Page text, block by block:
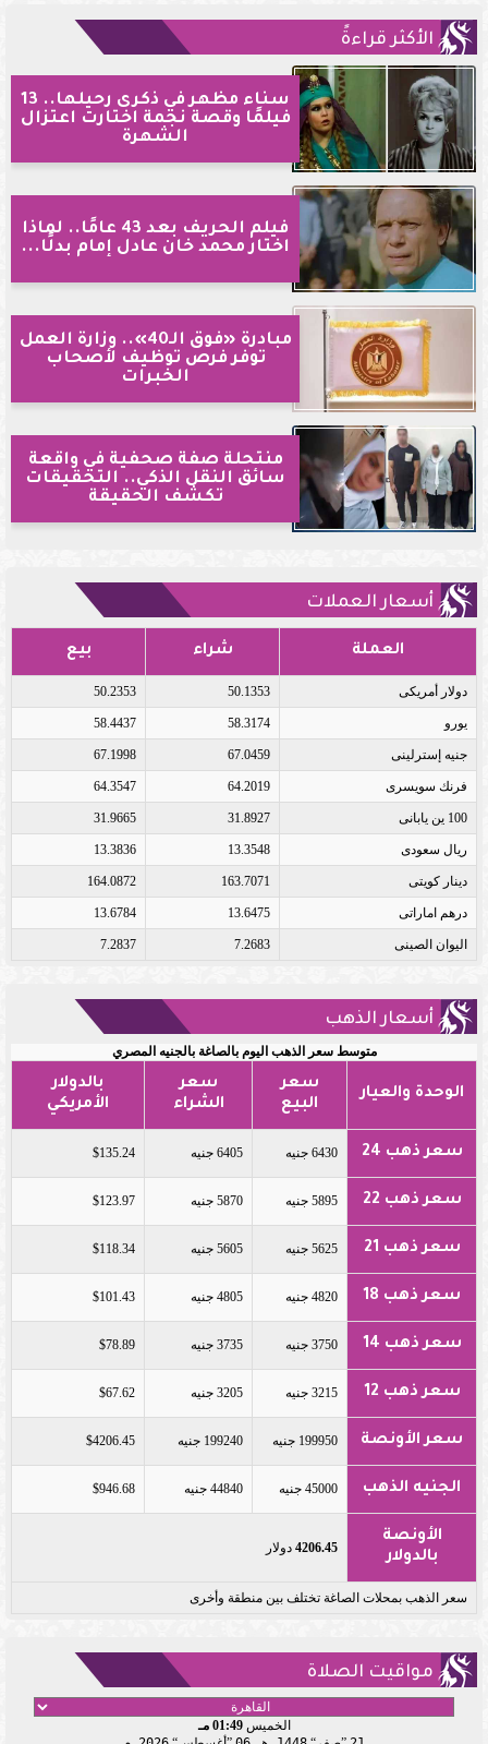
الأكثر قراءةً
سناء مظهر في ذكرى رحيلها.. 13
فيلمًا وقصة نجمة اختارت اعتزال
الشهرة
فيلم الحريف بعد 43 عامًا.. لماذا
اختار محمد خان عادل إمام بدلًا...
مبادرة «فوق الـ40».. وزارة العمل
توفر فرص توظيف لأصحاب
الخبرات
منتحلة صفة صحفية في واقعة
سائق النقل الذكي.. التحقيقات
تكشف الحقيقة
أسعار العملات
العملة شراء بيع
دولار أمريكى 50.1353
50.2353
يورو 58.3174
58.4437
جنيه إسترلينى 67.0459
67.1998
فرنك سويسرى 64.2019
64.3547
100 ين يابانى 31.8927
31.9665
ريال سعودى 13.3548
13.3836
دينار كويتى 163.7071
164.0872
درهم اماراتى 13.6475
13.6784
اليوان الصينى 7.2683
7.2837
أسعار الذهب
متوسط سعر الذهب اليوم بالصاغة بالجنيه المصري
الوحدة والعيار
سعر
البيع
سعر
الشراء
بالدولار
الأمريكي
سعر ذهب 24 6430 جنيه 6405 جنيه $135.24
سعر ذهب 22 5895 جنيه 5870 جنيه $123.97
سعر ذهب 21 5625 جنيه 5605 جنيه $118.34
سعر ذهب 18 4820 جنيه 4805 جنيه $101.43
سعر ذهب 14 3750 جنيه 3735 جنيه $78.89
سعر ذهب 12 3215 جنيه 3205 جنيه $67.62
سعر الأونصة 199950 جنيه 199240 جنيه $4206.45
الجنيه الذهب 45000 جنيه 44840 جنيه $946.68
الأونصة
بالدولار
4206.45 دولار
سعر الذهب بمحلات الصاغة تختلف بين منطقة وأخرى
مواقيت الصلاة
الخميس01:49 مـ